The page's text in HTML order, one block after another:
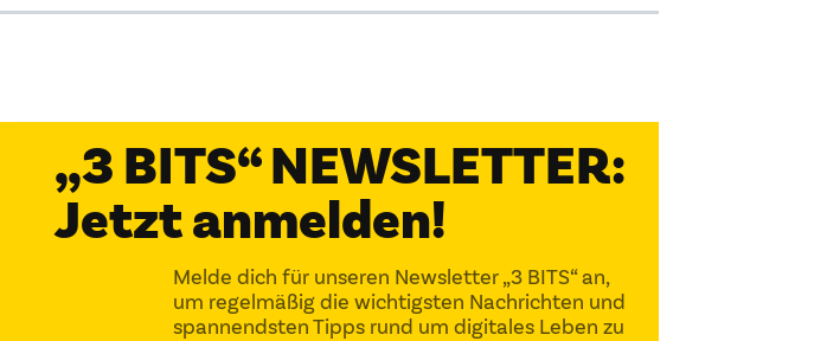
„3 BITS“ NEWSLETTER:
Jetzt anmelden!
Melde dich für unseren Newsletter „3 BITS“ an,
um regelmäßig die wichtigsten Nachrichten und
spannendsten Tipps rund um digitales Leben zu